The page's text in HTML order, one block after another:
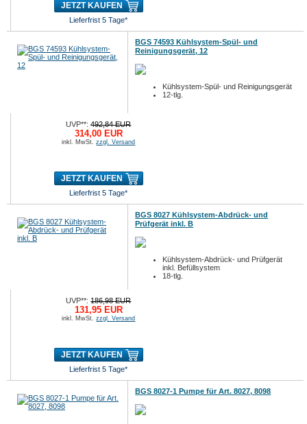
JETZT KAUFEN
Lieferfrist 5 Tage*
BGS 74593 Kühlsystem-Spül- und
Reinigungsgerät, 12
Kühlsystem-Spül- und Reinigungsgerät
12-tlg.
UVP**:492,84 EUR
314,00 EUR
inkl. MwSt.zzgl. Versand
JETZT KAUFEN
Lieferfrist 5 Tage*
BGS 8027 Kühlsystem-Abdrück- und
Prüfgerät inkl. B
Kühlsystem-Abdrück- und Prüfgerät
inkl. Befüllsystem
18-tlg.
UVP**:186,98 EUR
131,95 EUR
inkl. MwSt.zzgl. Versand
JETZT KAUFEN
Lieferfrist 5 Tage*
BGS 8027-1 Pumpe für Art. 8027, 8098